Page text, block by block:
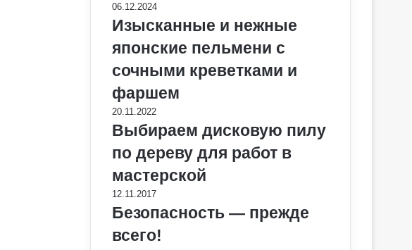
06.12.2024
Изысканные и нежные
японские пельмени с
сочными креветками и
фаршем
20.11.2022
Выбираем дисковую пилу
по дереву для работ в
мастерской
12.11.2017
Безопасность — прежде
всего!